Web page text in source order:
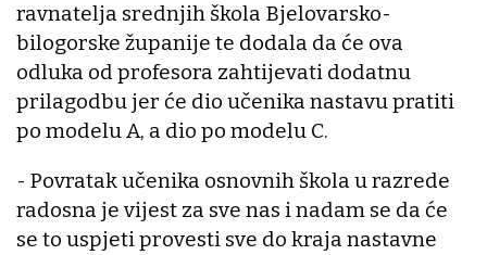
ravnatelja srednjih škola Bjelovarsko-
bilogorske županije te dodala da će ova
odluka od profesora zahtijevati dodatnu
prilagodbu jer će dio učenika nastavu pratiti
po modelu A, a dio po modelu C.
- Povratak učenika osnovnih škola u razrede
radosna je vijest za sve nas i nadam se da će
se to uspjeti provesti sve do kraja nastavne